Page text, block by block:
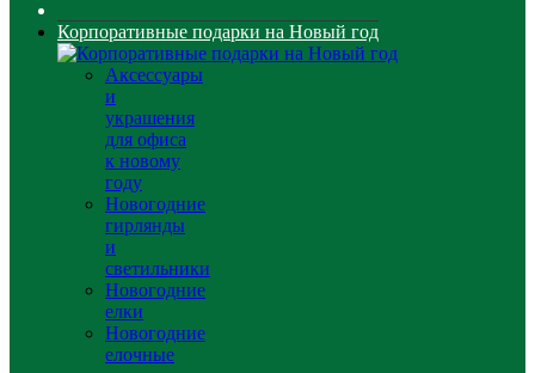
Корпоративные подарки на Новый год
Аксессуары
и
украшения
для офиса
к новому
году
Новогодние
гирлянды
и
светильники
Новогодние
елки
Новогодние
елочные